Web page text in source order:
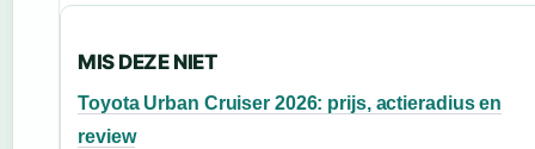
MIS DEZE NIET
Toyota Urban Cruiser 2026: prijs, actieradius en
review